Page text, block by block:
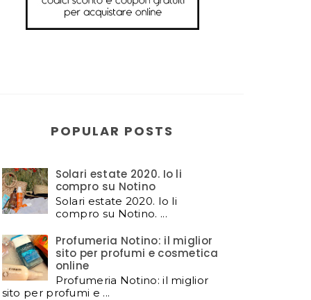
POPULAR POSTS
Solari estate 2020. Io li
compro su Notino
Solari estate 2020. Io li
compro su Notino. ...
Profumeria Notino: il miglior
sito per profumi e cosmetica
online
Profumeria Notino: il miglior
sito per profumi e ...